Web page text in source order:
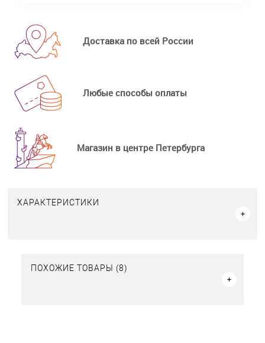
Доставка по всей России
Любые способы оплаты
Магазин в центре Петербурга
ХАРАКТЕРИСТИКИ
ПОХОЖИЕ ТОВАРЫ (8)